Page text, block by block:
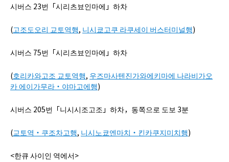
시버스 23번「시리츠뵤인마에」하차
(고조도오리 교토역행, 니시쿄고쿠 라쿠세이 버스터미널행)
시버스 75번「시리츠뵤인마에」하차
(호리카와고조 교토역행, 우즈마사텐진가와에키마에 나라비가오
카 에이가무라‧야마고에행)
시버스 205번「니시시조고조」하차，동쪽으로 도보 3분
(교토역‧쿠조차고행, 니시노쿄엔마치‧킨카쿠지미치행)
<한큐 사이인 역에서>